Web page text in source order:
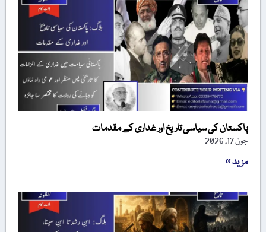
پاکستان کی سیاسی تاریخ اور غداری کے مقدمات
جون 17, 2026
مزید »